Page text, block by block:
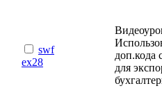
swf
ex28
доп.кода
для